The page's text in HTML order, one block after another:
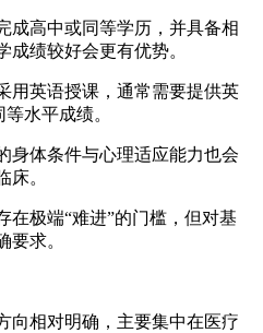
高中或同等学历，并具备相
成绩较好会更有优势。
英语授课，通常需要提供英
水平成绩。
体条件与心理适应能力也会
床。
极端“难进”的门槛，但对基
要求。
相对明确，主要集中在医疗